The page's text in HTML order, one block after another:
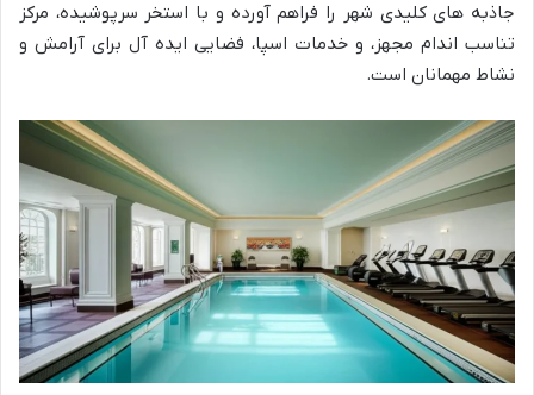
جاذبه های کلیدی شهر را فراهم آورده و با استخر سرپوشیده، مرکز
تناسب اندام مجهز، و خدمات اسپا، فضایی ایده آل برای آرامش و
نشاط مهمانان است.